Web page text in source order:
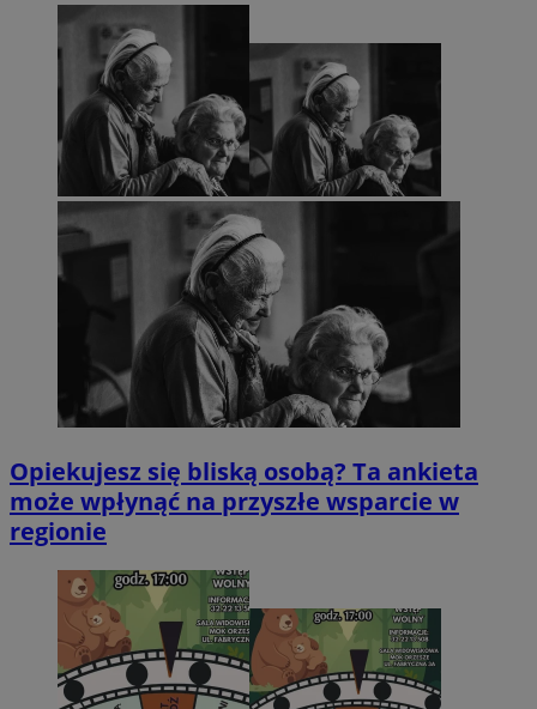
Opiekujesz się bliską osobą? Ta ankieta
może wpłynąć na przyszłe wsparcie w
regionie